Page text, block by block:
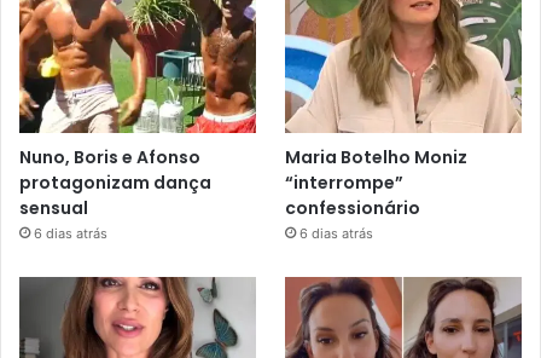
Nuno, Boris e Afonso
protagonizam dança
sensual
6 dias atrás
Maria Botelho Moniz
“interrompe”
confessionário
6 dias atrás